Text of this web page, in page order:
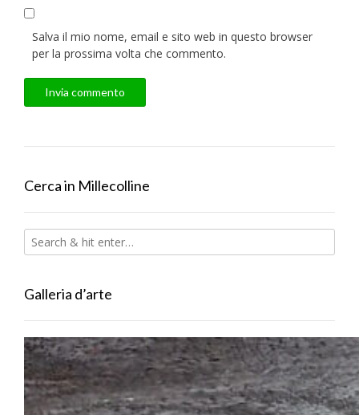
Salva il mio nome, email e sito web in questo browser
per la prossima volta che commento.
Cerca in Millecolline
Galleria d’arte